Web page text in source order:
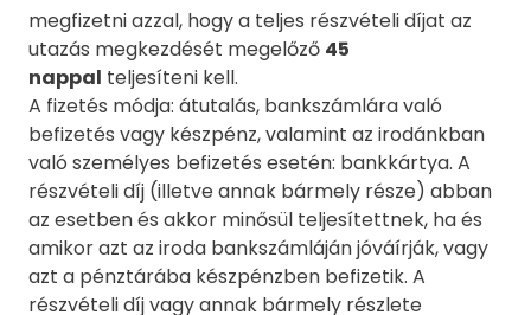
megfizetni azzal, hogy a teljes részvételi díjat az
utazás megkezdését megelőző 45
nappal teljesíteni kell.
A fizetés módja: átutalás, bankszámlára való
befizetés vagy készpénz, valamint az irodánkban
való személyes befizetés esetén: bankkártya. A
részvételi díj (illetve annak bármely része) abban
az esetben és akkor minősül teljesítettnek, ha és
amikor azt az iroda bankszámláján jóváírják, vagy
azt a pénztárába készpénzben befizetik. A
részvételi díj vagy annak bármely részlete